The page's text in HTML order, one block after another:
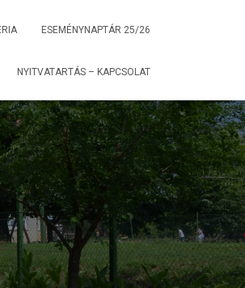
ESEMÉNYNAPTÁR 25/26
NYITVATARTÁS – KAPCSOLAT